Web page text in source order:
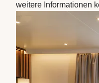
weitere Informationen